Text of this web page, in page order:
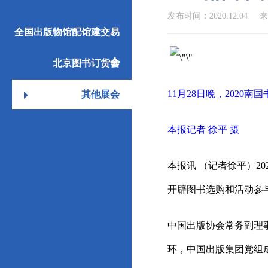
全国出版物馆配馆建交易
会
北京图书订货会
其他展会
发布时间：2020.12.04
11月28日晚，2020南
本报记者 徐平 摄
本报讯 （记者徐平）
开辟图书选购和活动参
中国出版协会常务副理
环，中国出版集团党组